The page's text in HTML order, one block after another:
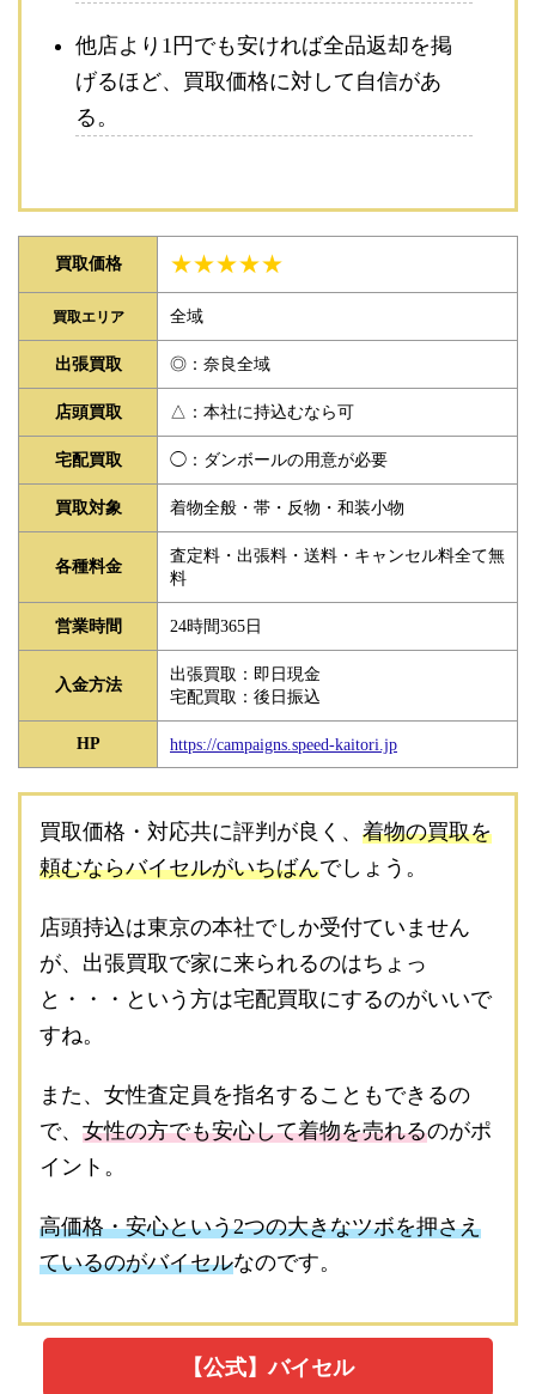
他店より1円でも安ければ全品返却を掲
げるほど、買取価格に対して自信があ
る。
買取価格 ★★★★★
買取エリア 全域
出張買取 ◎：奈良全域
店頭買取 △：本社に持込むなら可
宅配買取 ◯：ダンボールの用意が必要
買取対象 着物全般・帯・反物・和装小物
各種料金
査定料・出張料・送料・キャンセル料全て無
料
営業時間 24時間365日
入金方法
出張買取：即日現金
宅配買取：後日振込
HP https://campaigns.speed-kaitori.jp
買取価格・対応共に評判が良く、 着物の買取を
頼むならバイセルがいちばんでしょう。
店頭持込は東京の本社でしか受付ていません
が、出張買取で家に来られるのはちょっ
と・・・という方は宅配買取にするのがいいで
すね。
また、女性査定員を指名することもできるの
で、 女性の方でも安心して着物を売れるのがポ
イント。
高価格・安心という2つの大きなツボを押さえ
ているのがバイセルなのです。
【公式】バイセル